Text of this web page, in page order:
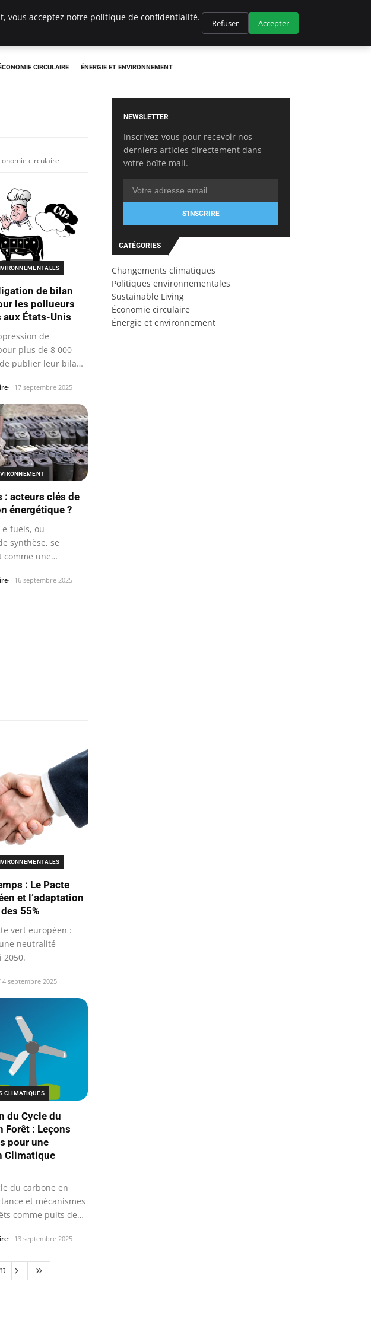
CIRCULAIRE ÉNERGIE ET ENVIRONNEMENT
circulaire
de bilan
les pollueurs
États-Unis
de
plus de 8 000
publier leur bilan
17 septembre 2025
: acteurs clés de
énergétique ?
e-fuels, ou
synthèse, se
comme une
16 septembre 2025
: Le Pacte
et l’adaptation
55%
vert européen :
neutralité
2050.
14 septembre 2025
CLIMATIQUES
du Cycle du
Forêt : Leçons
pour une
Climatique
du carbone en
et mécanismes
comme puits de
13 septembre 2025
NEWSLETTER
Inscrivez-vous pour recevoir nos
derniers articles directement dans
votre boîte mail.
S'INSCRIRE
CATÉGORIES
Changements climatiques
Politiques environnementales
Sustainable Living
Économie circulaire
Énergie et environnement
vous acceptez notre politique de confidentialité.
Refuser Accepter